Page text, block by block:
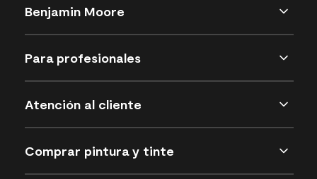
Benjamin Moore
Para profesionales
Atención al cliente
Comprar pintura y tinte